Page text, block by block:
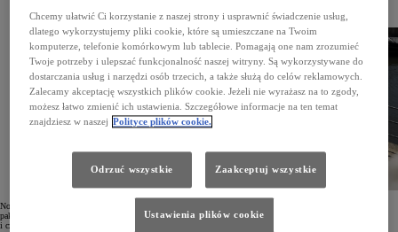
i funkcjonalność.
Nowy Prius został wyposażony w innowacyjne systemy bezpieczeństwa Toyota T-MATE obejmujące m.in.
pakiet Toyota Safety Sense. Systemy te mogą być aktualizowany zdalnie. Udoskonalona przednia kamera
i czujniki radarowe mają znacznie większe pole widzenia, co pozwala wykrywać więcej obiektów
Chcemy ułatwić Ci korzystanie z naszej strony i usprawnić świadczenie usług,
dlatego wykorzystujemy pliki cookie, które są umieszczane na Twoim
komputerze, telefonie komórkowym lub tablecie. Pomagają one nam zrozumieć
Twoje potrzeby i ulepszać funkcjonalność naszej witryny. Są wykorzystywane do
dostarczania usług i narzędzi osób trzecich, a także służą do celów reklamowych.
Zalecamy akceptację wszystkich plików cookie. Jeżeli nie wyrażasz na to zgody,
możesz łatwo zmienić ich ustawienia. Szczegółowe informacje na ten temat
znajdziesz w naszej Polityce plików cookie.
Odrzuć wszystkie Zaakceptuj wszystkie
Ustawienia plików cookie